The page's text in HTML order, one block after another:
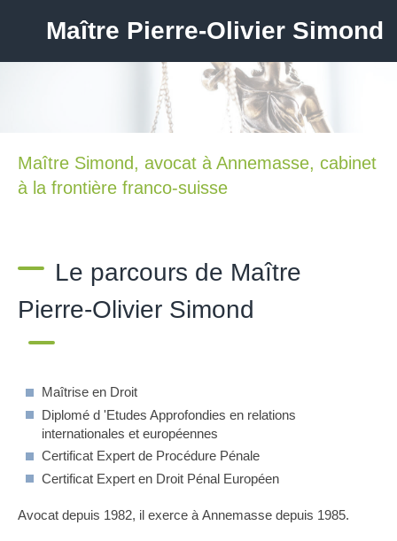
Maître Pierre-Olivier Simond
Maître Simond, avocat à Annemasse, cabinet
à la frontière franco-suisse
Le parcours de Maître
Pierre-Olivier Simond
Maîtrise en Droit
Diplomé d 'Etudes Approfondies en relations
internationales et européennes
Certificat Expert de Procédure Pénale
Certificat Expert en Droit Pénal Européen
Avocat depuis 1982, il exerce à Annemasse depuis 1985.